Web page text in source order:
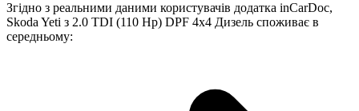
Згідно з реальними даними користувачів додатка inCarDoc,
Skoda Yeti з 2.0 TDI (110 Hp) DPF 4x4 Дизель споживає в
середньому: